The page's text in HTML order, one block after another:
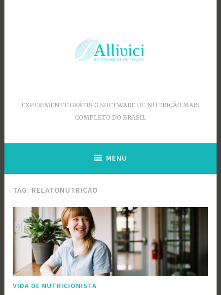
EXPERIMENTE GRÁTIS O SOFTWARE DE NUTRIÇÃO MAIS
COMPLETO DO BRASIL
MENU
TAG: RELATONUTRICAO
VIDA DE NUTRICIONISTA